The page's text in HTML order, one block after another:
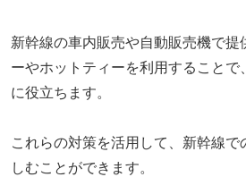
新幹線の車内販売や自動販売機で提
ーやホットティーを利用することで
に役立ちます。
これらの対策を活用して、新幹線で
しむことができます。